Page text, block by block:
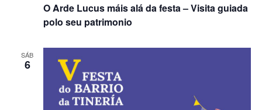
O Arde Lucus máis alá da festa – Visita guiada
polo seu patrimonio
SÁB
6